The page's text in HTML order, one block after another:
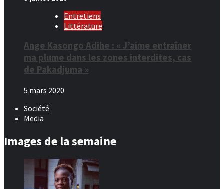
Entretiens
Littérature
Ange Kasongo Adihe : « J’aime entraîner
ma plume dans les zones interdites, cas
de Pakadjuma »
5 mars 2020
Société
Media
Images de la semaine